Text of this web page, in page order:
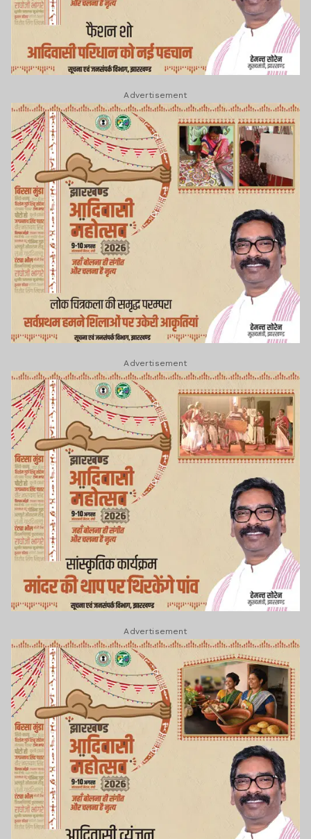
Advertisement
Advertisement
Advertisement